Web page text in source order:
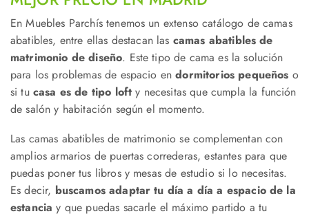
En Muebles Parchís tenemos un extenso catálogo de camas
abatibles, entre ellas destacan las camas abatibles de
matrimonio de diseño. Este tipo de cama es la solución
para los problemas de espacio en dormitorios pequeños o
si tu casa es de tipo lofty necesitas que cumpla la función
de salón y habitación según el momento.
Las camas abatibles de matrimonio se complementan con
amplios armarios de puertas correderas, estantes para que
puedas poner tus libros y mesas de estudio si lo necesitas.
Es decir, buscamos adaptar tu día a día a espacio de la
estancia y que puedas sacarle el máximo partido a tu